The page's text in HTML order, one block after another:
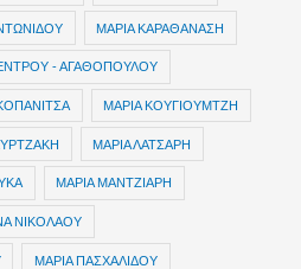
ΜΑΡΙΑ ΚΑΡΑΘΑΝΑΣΗ
- ΑΓΑΘΟΠΟΥΛΟΥ
ΜΑΡΙΑ ΚΟΥΓΙΟΥΜΤΖΗ
ΜΑΡΙΑ ΛΑΤΣΑΡΗ
ΜΑΡΙΑ ΜΑΝΤΖΙΑΡΗ
ΝΙΚΟΛΑΟΥ
ΜΑΡΙΑ ΠΑΣΧΑΛΙΔΟΥ